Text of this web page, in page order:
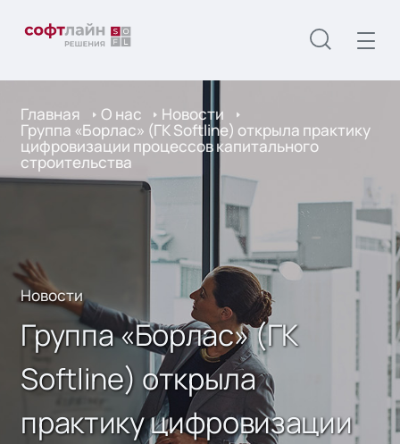
Главная О нас Новости
Группа «Борлас» (ГК Softline) открыла практику
цифровизации процессов капитального
строительства
Новости
Группа «Борлас» (ГК
Softline) открыла
практику цифровизации